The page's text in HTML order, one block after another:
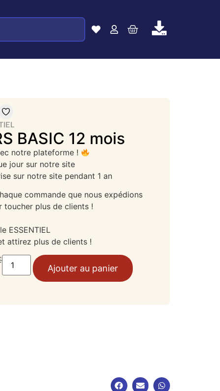
BASIC 12 mois
notre plateforme !
jour sur notre site
sur notre site pendant 1 an
commande que nous expédions
toucher plus de clients !
ESSENTIEL
attirez plus de clients !
Ajouter au panier